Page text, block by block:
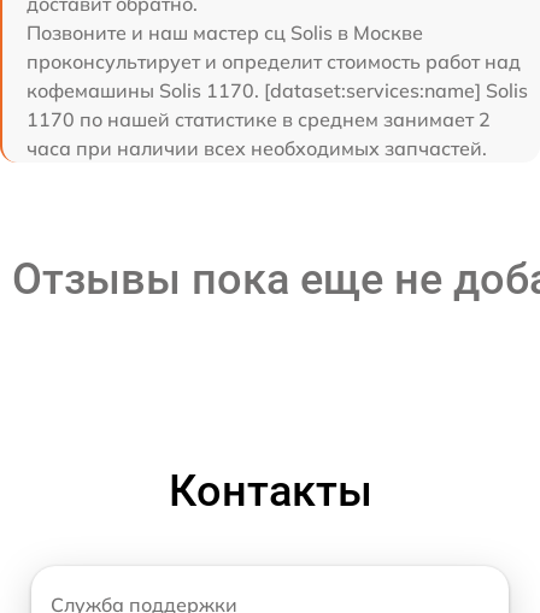
Позвоните и наш мастер сц Solis в Москве
проконсультирует и определит стоимость работ над
кофемашины Solis 1170. [dataset:services:name] Solis
1170 по нашей статистике в среднем занимает 2
часа при наличии всех необходимых запчастей.
Отзывы пока еще не
Контакты
Служба поддержки